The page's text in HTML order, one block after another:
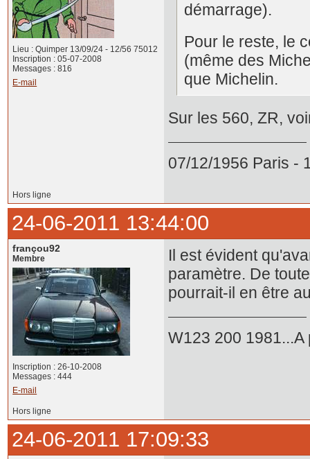
Lieu : Quimper 13/09/24 - 12/56 75012
Inscription : 05-07-2008
Messages : 816
E-mail
démarrage).
Pour le reste, le
(même des
que Michelin.
Sur les 560, ZR,
07/12/1956 Paris -
Hors ligne
24-06-2011 13:44:00
françou92
Membre
Inscription : 26-10-2008
Messages : 444
E-mail
Il est évident
paramètre. De
pourrait-il en être
W123 200 1981...A
Hors ligne
24-06-2011 17:09:33